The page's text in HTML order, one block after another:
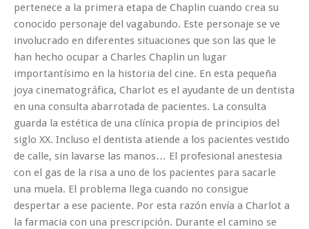
pertenece a la primera etapa de Chaplin cuando crea su
conocido personaje del vagabundo. Este personaje se ve
involucrado en diferentes situaciones que son las que le
han hecho ocupar a Charles Chaplin un lugar
importantísimo en la historia del cine. En esta pequeña
joya cinematográfica, Charlot es el ayudante de un dentista
en una consulta abarrotada de pacientes. La consulta
guarda la estética de una clínica propia de principios del
siglo XX. Incluso el dentista atiende a los pacientes vestido
de calle, sin lavarse las manos… El profesional anestesia
con el gas de la risa a uno de los pacientes para sacarle
una muela. El problema llega cuando no consigue
despertar a ese paciente. Por esta razón envía a Charlot a
la farmacia con una prescripción. Durante el camino se